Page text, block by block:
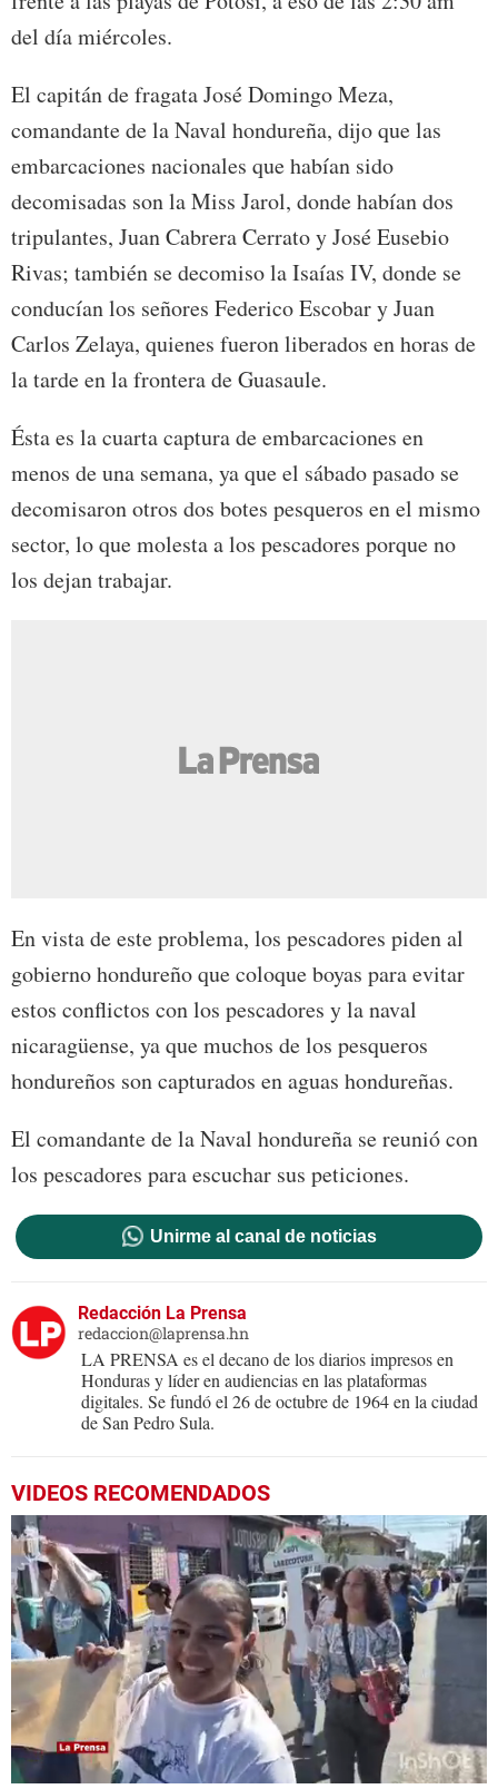
del día miércoles.
El capitán de fragata José Domingo Meza,
comandante de la Naval hondureña, dijo que las
embarcaciones nacionales que habían sido
decomisadas son la Miss Jarol, donde habían dos
tripulantes, Juan Cabrera Cerrato y José Eusebio
Rivas; también se decomiso la Isaías IV, donde se
conducían los señores Federico Escobar y Juan
Carlos Zelaya, quienes fueron liberados en horas de
la tarde en la frontera de Guasaule.
Ésta es la cuarta captura de embarcaciones en
menos de una semana, ya que el sábado pasado se
decomisaron otros dos botes pesqueros en el mismo
sector, lo que molesta a los pescadores porque no
los dejan trabajar.
En vista de este problema, los pescadores piden al
gobierno hondureño que coloque boyas para evitar
estos conflictos con los pescadores y la naval
nicaragüense, ya que muchos de los pesqueros
hondureños son capturados en aguas hondureñas.
El comandante de la Naval hondureña se reunió con
los pescadores para escuchar sus peticiones.
Unirme al canal de noticias
Redacción La Prensa
redaccion@laprensa.hn
LA PRENSA es el decano de los diarios impresos en
Honduras y líder en audiencias en las plataformas
digitales. Se fundó el 26 de octubre de 1964 en la ciudad
de San Pedro Sula.
VIDEOS RECOMENDADOS